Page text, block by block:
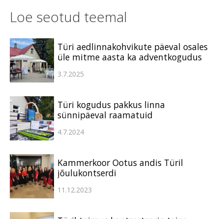
Loe seotud teemal
Türi aedlinnakohvikute päeval osales
üle mitme aasta ka adventkogudus
3.7.2025
Türi kogudus pakkus linna
sünnipäeval raamatuid
4.7.2024
Kammerkoor Ootus andis Türil
jõulukontserdi
11.12.2023